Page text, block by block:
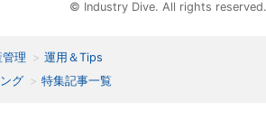
© Industry Dive. All rights reserved.
管理
運用＆Tips
グ 特集記事一覧